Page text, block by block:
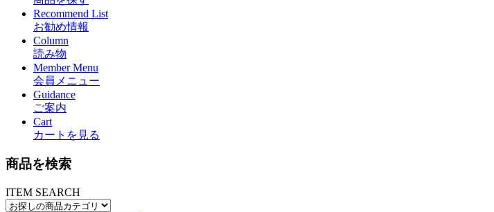
Recommend List
お勧め情報
Column
読み物
Member Menu
会員メニュー
Guidance
ご案内
Cart
カートを見る
商品を検索
ITEM SEARCH